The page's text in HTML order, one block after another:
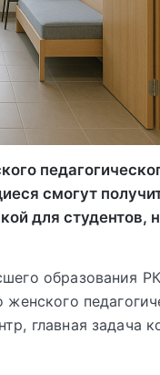
смогут
для студентов,
образования
главная задача